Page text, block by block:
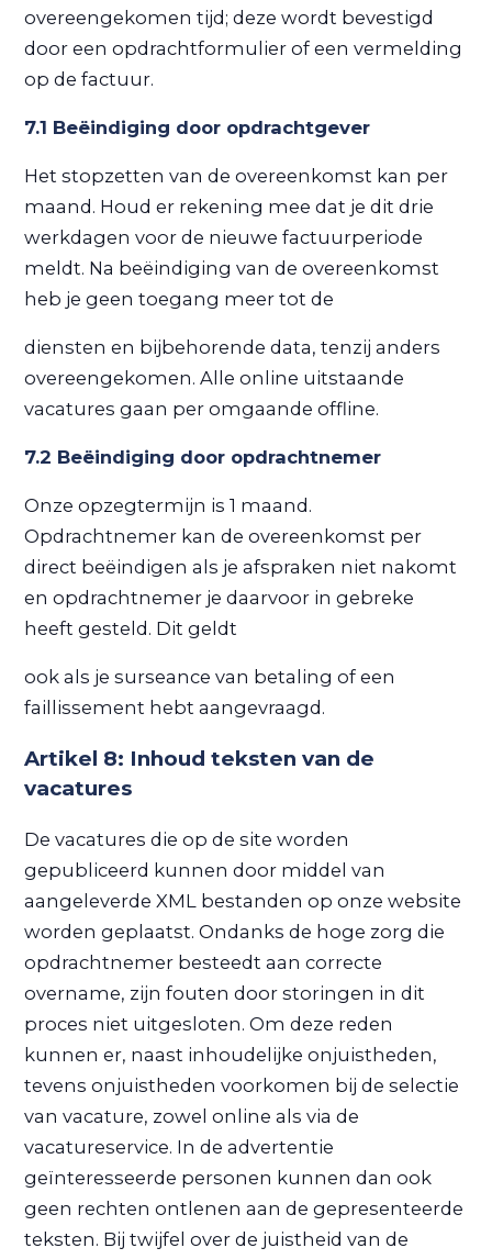
overeengekomen tijd; deze wordt bevestigd
door een opdrachtformulier of een vermelding
op de factuur.
7.1 Beëindiging door opdrachtgever
Het stopzetten van de overeenkomst kan per
maand. Houd er rekening mee dat je dit drie
werkdagen voor de nieuwe factuurperiode
meldt. Na beëindiging van de overeenkomst
heb je geen toegang meer tot de
diensten en bijbehorende data, tenzij anders
overeengekomen. Alle online uitstaande
vacatures gaan per omgaande offline.
7.2 Beëindiging door opdrachtnemer
Onze opzegtermijn is 1 maand.
Opdrachtnemer kan de overeenkomst per
direct beëindigen als je afspraken niet nakomt
en opdrachtnemer je daarvoor in gebreke
heeft gesteld. Dit geldt
ook als je surseance van betaling of een
faillissement hebt aangevraagd.
Artikel 8: Inhoud teksten van de
vacatures
De vacatures die op de site worden
gepubliceerd kunnen door middel van
aangeleverde XML bestanden op onze website
worden geplaatst. Ondanks de hoge zorg die
opdrachtnemer besteedt aan correcte
overname, zijn fouten door storingen in dit
proces niet uitgesloten. Om deze reden
kunnen er, naast inhoudelijke onjuistheden,
tevens onjuistheden voorkomen bij de selectie
van vacature, zowel online als via de
vacatureservice. In de advertentie
geïnteresseerde personen kunnen dan ook
geen rechten ontlenen aan de gepresenteerde
teksten. Bij twijfel over de juistheid van de